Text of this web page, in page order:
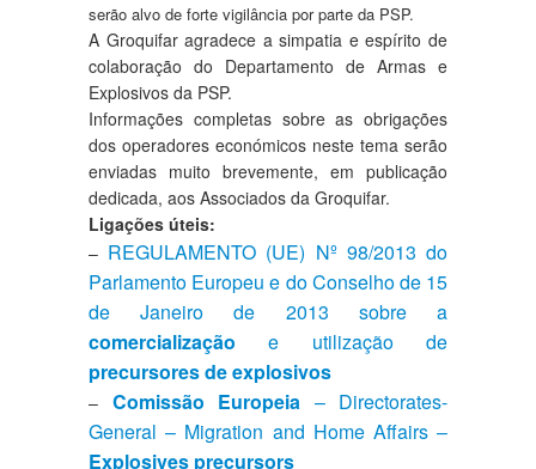
serão alvo de forte vigilância por parte da PSP.
A Groquifar agradece a simpatia e espírito de
colaboração do Departamento de Armas e
Explosivos da PSP.
Informações completas sobre as obrigações
dos operadores económicos neste tema serão
enviadas muito brevemente, em publicação
dedicada, aos Associados da Groquifar.
Ligações úteis:
– REGULAMENTO (UE) Nº 98/2013 do
Parlamento Europeu e do Conselho de 15
de Janeiro de 2013 sobre a
comercialização e utilização de
precursores de explosivos
– Comissão Europeia – Directorates-
General – Migration and Home Affairs –
Explosives precursors